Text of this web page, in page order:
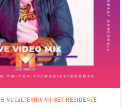
VOCALTEKNIX VJ SET RESIDENCE